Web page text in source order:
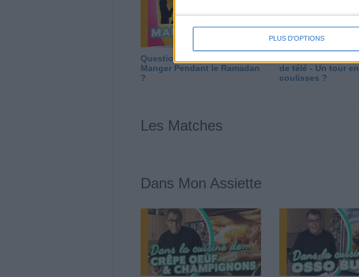
PLUS D'OPTIONS
Question/Réponse : Que
Manger Pendant le Ramadan
?
de télé - Un tour en
coulisses ?
Les Matches
Dans Mon Assiette